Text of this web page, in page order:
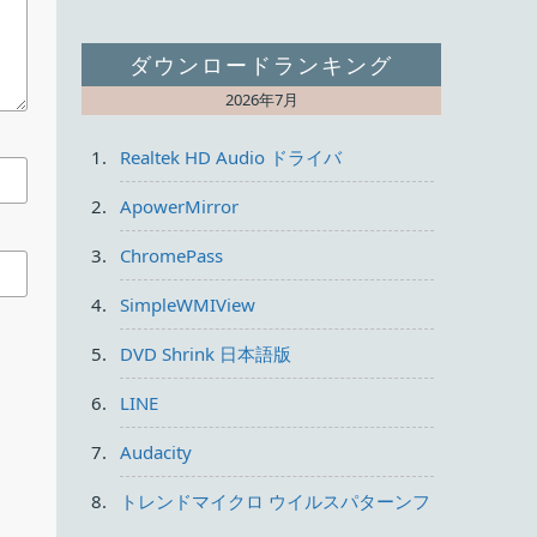
ダウンロードランキング
2026年7月
Realtek HD Audio ドライバ
ApowerMirror
ChromePass
SimpleWMIView
DVD Shrink 日本語版
LINE
Audacity
トレンドマイクロ ウイルスパターンフ